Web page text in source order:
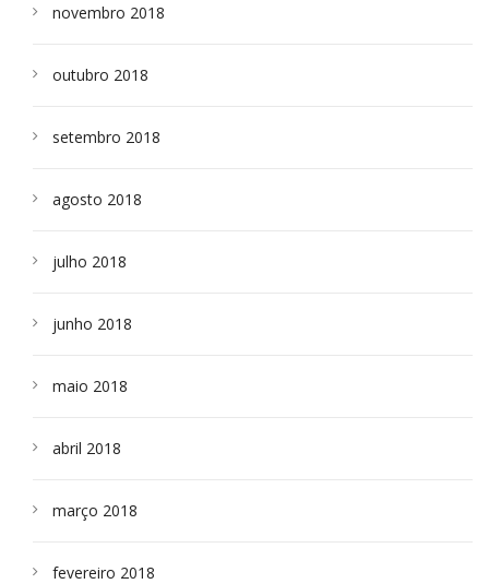
novembro 2018
outubro 2018
setembro 2018
agosto 2018
julho 2018
junho 2018
maio 2018
abril 2018
março 2018
fevereiro 2018